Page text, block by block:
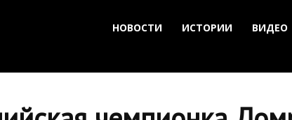
НОВОСТИ ИСТОРИИ ВИДЕО